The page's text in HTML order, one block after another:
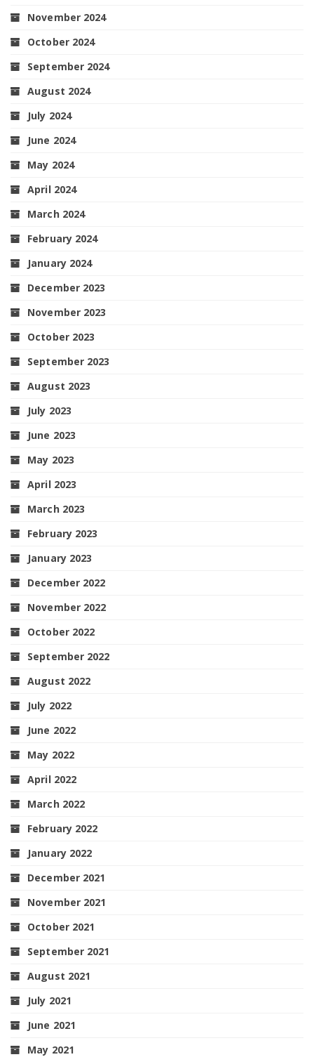
November 2024
October 2024
September 2024
August 2024
July 2024
June 2024
May 2024
April 2024
March 2024
February 2024
January 2024
December 2023
November 2023
October 2023
September 2023
August 2023
July 2023
June 2023
May 2023
April 2023
March 2023
February 2023
January 2023
December 2022
November 2022
October 2022
September 2022
August 2022
July 2022
June 2022
May 2022
April 2022
March 2022
February 2022
January 2022
December 2021
November 2021
October 2021
September 2021
August 2021
July 2021
June 2021
May 2021